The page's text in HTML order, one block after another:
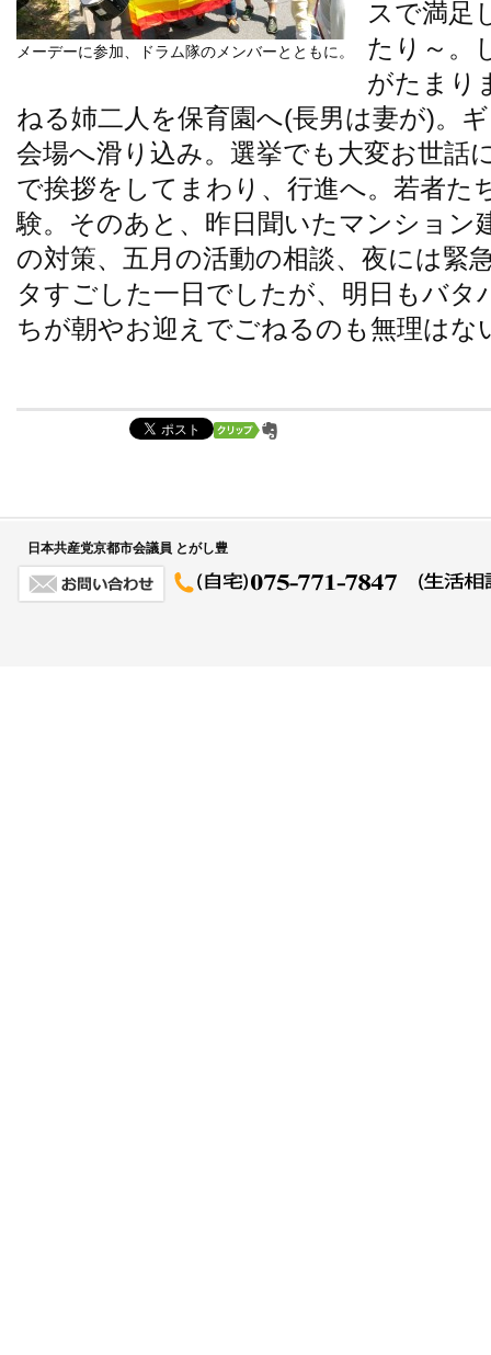
メーデーに参加、ドラム隊のメンバーとともに。
スで満足
たり～。
がたまり
ねる姉二人を保育園へ(長男は妻が)。
会場へ滑り込み。選挙でも大変お世話
で挨拶をしてまわり、行進へ。若者た
験。そのあと、昨日聞いたマンション
の対策、五月の活動の相談、夜には緊
タすごした一日でしたが、明日もバ
ちが朝やお迎えでごねるのも無理はな
日本共産党京都市会議員 とがし豊